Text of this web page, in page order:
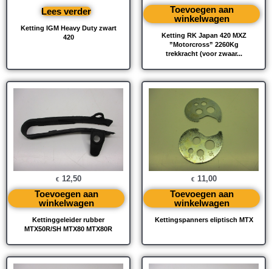
Ketting IGM Heavy Duty zwart
420
Lees verder
Ketting RK Japan 420 MXZ
”Motorcross” 2260Kg
trekkracht (voor zwaar...
Toevoegen aan
winkelwagen
Kettinggeleider rubber
MTX50R/SH MTX80 MTX80R
€ 12,50
Toevoegen aan
winkelwagen
Kettingspanners eliptisch MTX
€ 11,00
Toevoegen aan
winkelwagen